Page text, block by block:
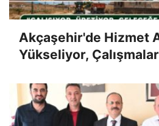
Akçaşehir'de Hizmet
Yükseliyor, Çalışmalar